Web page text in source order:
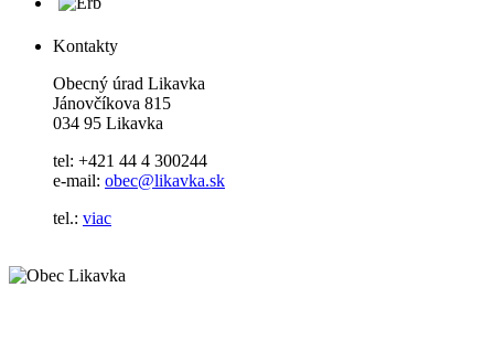
Kontakty
Obecný úrad Likavka
Jánovčíkova 815
034 95 Likavka
tel: +421 44 4 300244
e-mail: obec@likavka.sk
tel.: viac